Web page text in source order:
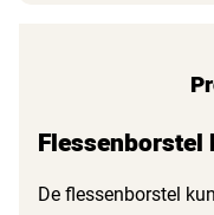
De flessenborstel